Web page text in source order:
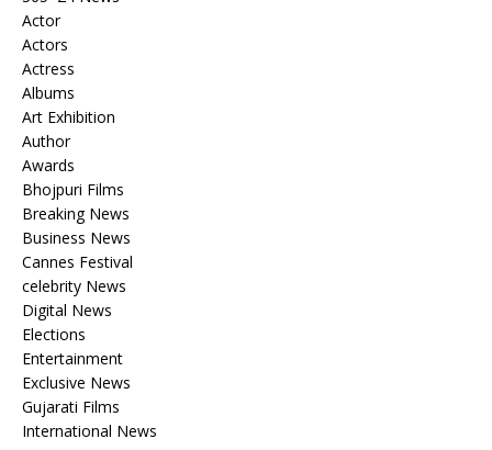
Actor
Actors
Actress
Albums
Art Exhibition
Author
Awards
Bhojpuri Films
Breaking News
Business News
Cannes Festival
celebrity News
Digital News
Elections
Entertainment
Exclusive News
Gujarati Films
International News